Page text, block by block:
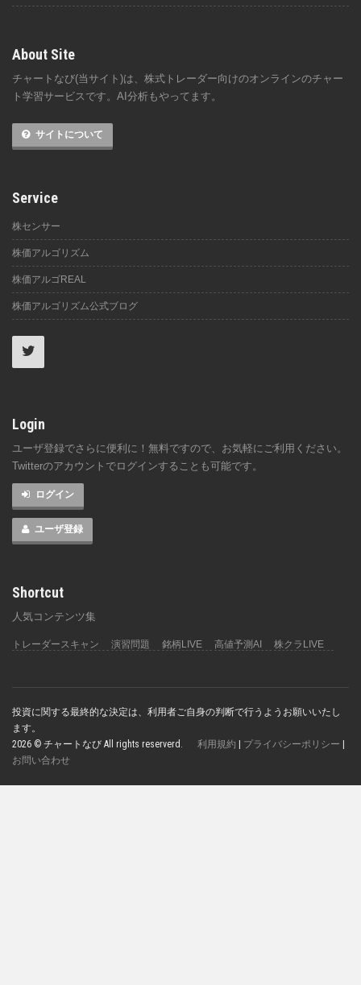
About Site
チャートなび(当サイト)は、株式トレーダー向けのオンラインのチャー
ト学習サービスです。AI分析もやってます。
サイトについて
Service
株センサー
株価アルゴリズム
株価アルゴREAL
株価アルゴリズム公式ブログ
Login
ユーザ登録でさらに便利に！無料ですので、お気軽にご利用ください。
Twitterのアカウントでログインすることも可能です。
ログイン
ユーザ登録
Shortcut
人気コンテンツ集
トレーダースキャン 演習問題 銘柄LIVE 高値予測AI 株クラLIVE
投資に関する最終的な決定は、利用者ご自身の判断で行うようお願いいたし
ます。
2026 © チャートなび All rights reserverd. 利用規約 プライバシーポリシー
お問い合わせ